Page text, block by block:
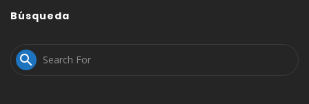
Búsqueda
